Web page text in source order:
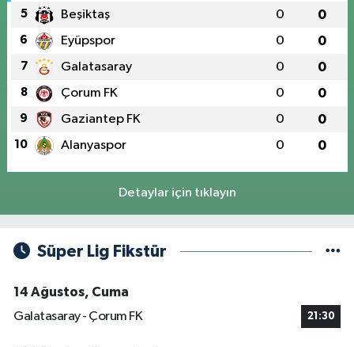
5 Beşiktaş 0 0
6 Eyüpspor 0 0
7 Galatasaray 0 0
8 Çorum FK 0 0
9 Gaziantep FK 0 0
10 Alanyaspor 0 0
Detaylar için tıklayın
Süper Lig Fikstür
14 Ağustos, Cuma
Galatasaray - Çorum FK
21:30